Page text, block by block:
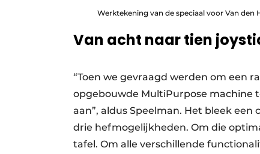
Werktekening van de speciaal voor Van den
Van acht naar tien
“Toen we gevraagd werden om een
opgebouwde MultiPurpose machine
aan”, aldus Speelman. Het bleek
drie hefmogelijkheden. Om die
tafel. Om alle verschillende